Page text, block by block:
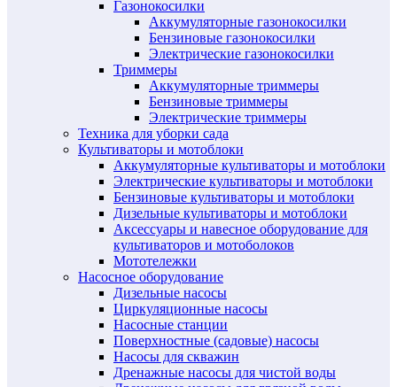
Газонокосилки
Аккумуляторные газонокосилки
Бензиновые газонокосилки
Электрические газонокосилки
Триммеры
Аккумуляторные триммеры
Бензиновые триммеры
Электрические триммеры
Техника для уборки сада
Культиваторы и мотоблоки
Аккумуляторные культиваторы и мотоблоки
Электрические культиваторы и мотоблоки
Бензиновые культиваторы и мотоблоки
Дизельные культиваторы и мотоблоки
Аксессуары и навесное оборудование для
культиваторов и мотоболоков
Мототележки
Насосное оборудование
Дизельные насосы
Циркуляционные насосы
Насосные станции
Поверхностные (садовые) насосы
Насосы для скважин
Дренажные насосы для чистой воды